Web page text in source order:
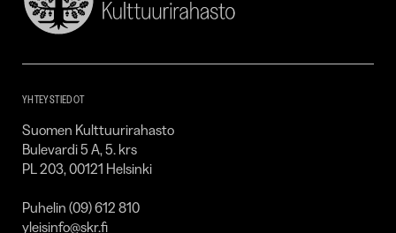
Suomen
Kulttuurirahasto
YHTEYSTIEDOT
Suomen Kulttuurirahasto
Bulevardi 5 A, 5. krs
PL 203, 00121 Helsinki
Puhelin (09) 612 810
yleisinfo@skr.fi